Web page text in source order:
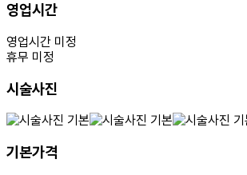
영업시간
영업시간 미정
휴무 미정
시술사진
기본가격